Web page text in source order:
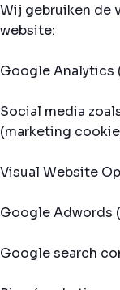
Wij gebruiken de
website:
Google Analytics
Social media
(marketing
Visual Website
Google Adwords
Google search